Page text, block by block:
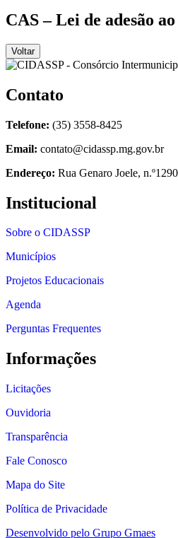
CAS – Lei de adesão
Voltar
Contato
Telefone: (35) 3558-8425
Email: contato@cidassp.mg.gov.br
Endereço: Rua Genaro Joele,
Institucional
Sobre o CIDASSP
Municípios
Projetos Educacionais
Agenda
Perguntas Frequentes
Informações
Licitações
Ouvidoria
Transparência
Fale Conosco
Mapa do Site
Política de Privacidade
Desenvolvido pelo Grupo Gmaes